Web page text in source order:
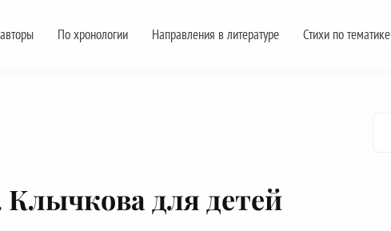
По хронологии Направления в литературе Стихи по тематике
для детей